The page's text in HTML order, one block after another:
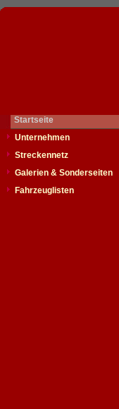
Startseite
Unternehmen
Streckennetz
Galerien & Sonderseiten
Fahrzeuglisten